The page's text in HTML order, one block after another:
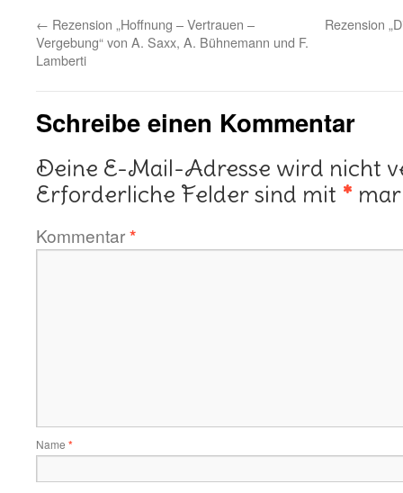
← Rezension „Hoffnung – Vertrauen –
Vergebung“ von A. Saxx, A. Bühnemann und F.
Lamberti
Rezension
Schreibe einen Kommentar
Deine E-Mail-Adresse wird nicht
Erforderliche Felder sind mit *
Kommentar*
Name *